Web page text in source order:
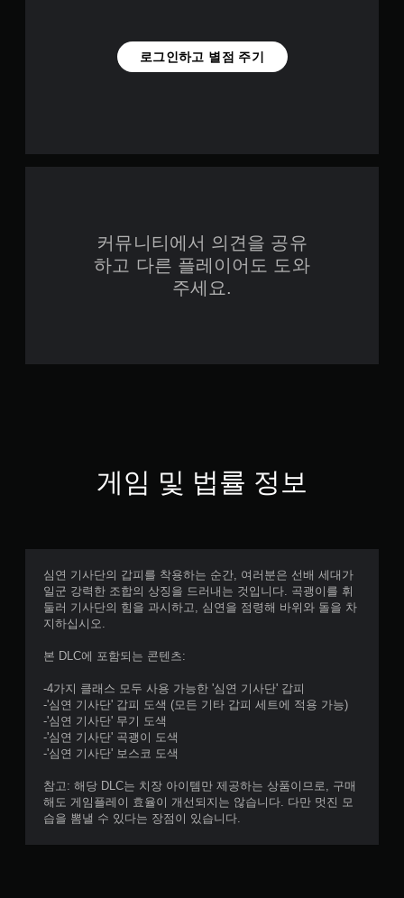
로그인하고 별점 주기
커뮤니티에서 의견을 공유
하고 다른 플레이어도 도와
주세요.
게임 및 법률 정보
심연 기사단의 갑피를 착용하는 순간, 여러분은 선배 세대가
일군 강력한 조합의 상징을 드러내는 것입니다. 곡괭이를 휘
둘러 기사단의 힘을 과시하고, 심연을 점령해 바위와 돌을 차
지하십시오.
본 DLC에 포함되는 콘텐츠:
-4가지 클래스 모두 사용 가능한 '심연 기사단' 갑피
-'심연 기사단' 갑피 도색 (모든 기타 갑피 세트에 적용 가능)
-'심연 기사단' 무기 도색
-'심연 기사단' 곡괭이 도색
-'심연 기사단' 보스코 도색
참고: 해당 DLC는 치장 아이템만 제공하는 상품이므로, 구매
해도 게임플레이 효율이 개선되지는 않습니다. 다만 멋진 모
습을 뽐낼 수 있다는 장점이 있습니다.